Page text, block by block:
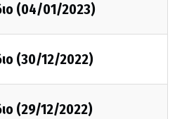
(04/01/2023)
(30/12/2022)
(29/12/2022)